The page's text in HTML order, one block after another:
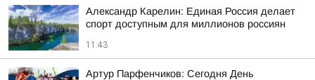
Александр Карелин: Единая Россия делает
спорт доступным для миллионов россиян
11:43
Артур Парфенчиков: Сегодня День